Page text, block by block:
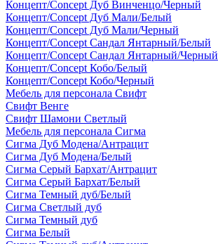
Концепт/Concept Дуб Винченцо/Черный
Концепт/Concept Дуб Мали/Белый
Концепт/Concept Дуб Мали/Черный
Концепт/Concept Сандал Янтарный/Белый
Концепт/Concept Сандал Янтарный/Черный
Концепт/Concept Кобо/Белый
Концепт/Concept Кобо/Черный
Мебель для персонала Свифт
Свифт Венге
Свифт Шамони Светлый
Мебель для персонала Сигма
Сигма Дуб Модена/Антрацит
Сигма Дуб Модена/Белый
Сигма Серый Бархат/Антрацит
Сигма Серый Бархат/Белый
Сигма Темный дуб/Белый
Сигма Светлый дуб
Сигма Темный дуб
Сигма Белый